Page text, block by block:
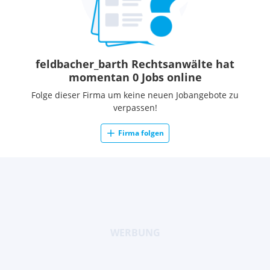
feldbacher_barth Rechtsanwälte hat
momentan 0 Jobs online
Folge dieser Firma um keine neuen Jobangebote zu
verpassen!
Firma folgen